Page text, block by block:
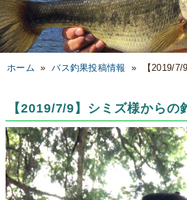
ホーム »バス釣果投稿情報 » 【2019/
【2019/7/9】シミズ様からの